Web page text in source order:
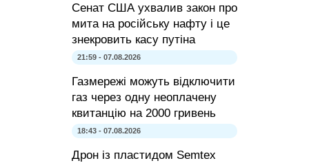
Сенат США ухвалив закон про
мита на російську нафту і це
знекровить касу путіна
21:59 - 07.08.2026
Газмережі можуть відключити
газ через одну неоплачену
квитанцію на 2000 гривень
18:43 - 07.08.2026
Дрон із пластидом Semtex